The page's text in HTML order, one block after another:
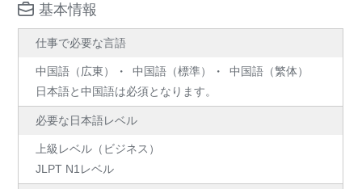
基本情報
仕事で必要な言語
中国語（広東） 中国語（標準）
中国語（繁体）
日本語と中国語は必須となります。
必要な日本語レベル
上級レベル（ビジネス）
JLPT N1レベル